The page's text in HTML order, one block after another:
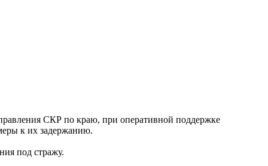
СКР по краю, при оперативной поддержке
к их задержанию.
под стражу.